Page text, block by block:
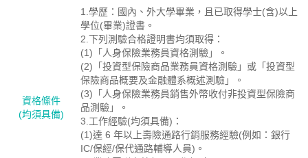
資格絛件
(均須具備)
1.學歷：國內、外大學畢業，且已取得學士(含)以上
學位(畢業)證書。
2.下列測驗合格證明書均須取得：
(1)「人身保險業務員資格測驗」。
(2)「投資型保險商品業務員資格測驗」或「投資型
保險商品概要及金融體系概述測驗」。
(3)「人身保險業務員銷售外幣收付非投資型保險商
品測驗」。
3.工作經驗(均須具備)：
(1)達 6 年以上壽險通路行銷服務經驗(例如：銀行
IC/保經/保代通路輔導人員)。